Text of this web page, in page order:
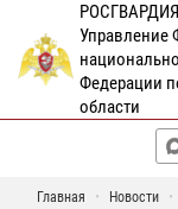
РОСГВАРДИЯ
Управление
Федерации
области
Главная Новости